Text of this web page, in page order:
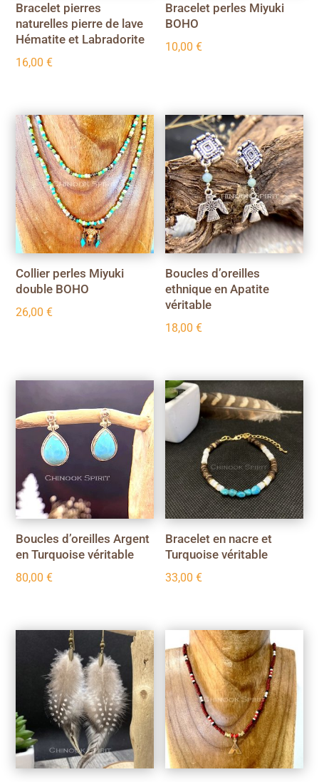
Bracelet pierres
naturelles pierre de lave
Hématite et Labradorite
16,00€
Bracelet perles Miyuki
BOHO
10,00€
Collier perles Miyuki
double BOHO
26,00€
Boucles d’oreilles
ethnique en Apatite
véritable
18,00€
Boucles d’oreilles Argent
en Turquoise véritable
80,00€
Bracelet en nacre et
Turquoise véritable
33,00€